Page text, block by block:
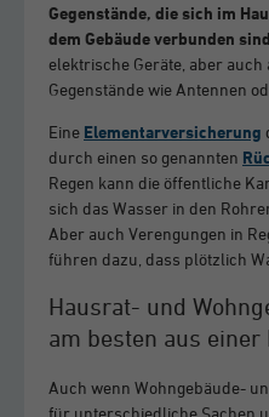
Gegenstände, die sich im
dem Gebäude verbunden sind
elektrische Geräte, aber auch
Gegenstände wie Antennen
Eine Elementarversicherung
durch einen so genannten
Regen kann die öffentliche
sich das Wasser in den
Aber auch Verengungen in
führen dazu, dass plötzlich
Hausrat- und
am besten aus einer
Auch wenn Wohngebäude-
für unterschiedliche Sachen